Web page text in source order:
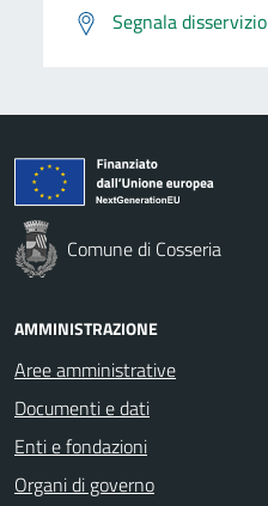
Segnala disservizio
Comune di Cosseria
AMMINISTRAZIONE
Aree amministrative
Documenti e dati
Enti e fondazioni
Organi di governo